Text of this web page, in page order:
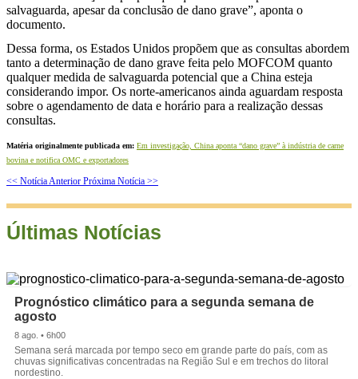
salvaguarda, apesar da conclusão de dano grave”, aponta o
documento.
Dessa forma, os Estados Unidos propõem que as consultas abordem
tanto a determinação de dano grave feita pelo MOFCOM quanto
qualquer medida de salvaguarda potencial que a China esteja
considerando impor. Os norte-americanos ainda aguardam resposta
sobre o agendamento de data e horário para a realização dessas
consultas.
Matéria originalmente publicada em: Em investigação, China aponta “dano grave” à indústria de carne
bovina e notifica OMC e exportadores
<< Notícia Anterior Próxima Notícia >>
Últimas Notícias
Prognóstico climático para a segunda semana de
agosto
8 ago. • 6h00
Semana será marcada por tempo seco em grande parte do país, com as
chuvas significativas concentradas na Região Sul e em trechos do litoral
nordestino.